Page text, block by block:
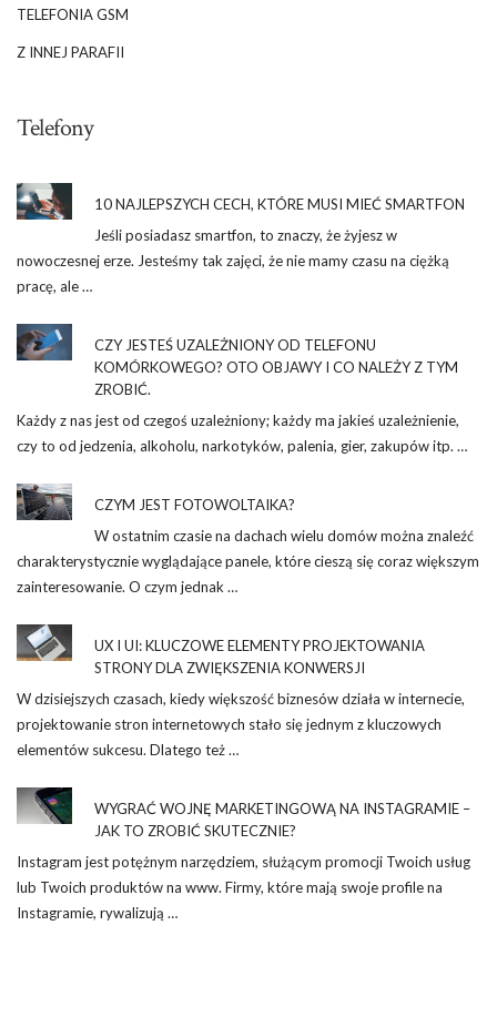
TELEFONIA GSM
Z INNEJ PARAFII
Telefony
10 NAJLEPSZYCH CECH, KTÓRE MUSI MIEĆ SMARTFON
Jeśli posiadasz smartfon, to znaczy, że żyjesz w
nowoczesnej erze. Jesteśmy tak zajęci, że nie mamy czasu na ciężką
pracę, ale …
CZY JESTEŚ UZALEŻNIONY OD TELEFONU
KOMÓRKOWEGO? OTO OBJAWY I CO NALEŻY Z TYM
ZROBIĆ.
Każdy z nas jest od czegoś uzależniony; każdy ma jakieś uzależnienie,
czy to od jedzenia, alkoholu, narkotyków, palenia, gier, zakupów itp. …
CZYM JEST FOTOWOLTAIKA?
W ostatnim czasie na dachach wielu domów można znaleźć
charakterystycznie wyglądające panele, które cieszą się coraz większym
zainteresowanie. O czym jednak …
UX I UI: KLUCZOWE ELEMENTY PROJEKTOWANIA
STRONY DLA ZWIĘKSZENIA KONWERSJI
W dzisiejszych czasach, kiedy większość biznesów działa w internecie,
projektowanie stron internetowych stało się jednym z kluczowych
elementów sukcesu. Dlatego też …
WYGRAĆ WOJNĘ MARKETINGOWĄ NA INSTAGRAMIE –
JAK TO ZROBIĆ SKUTECZNIE?
Instagram jest potężnym narzędziem, służącym promocji Twoich usług
lub Twoich produktów na www. Firmy, które mają swoje profile na
Instagramie, rywalizują …